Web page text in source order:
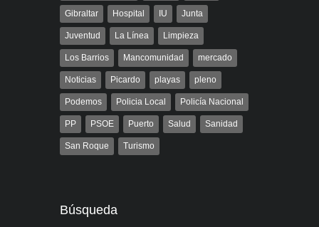
Gibraltar Hospital IU Junta
Juventud La Línea Limpieza
Los Barrios Mancomunidad mercado
Noticias Picardo playas pleno
Podemos Policia Local Policía Nacional
PP PSOE Puerto Salud Sanidad
San Roque Turismo
Búsqueda